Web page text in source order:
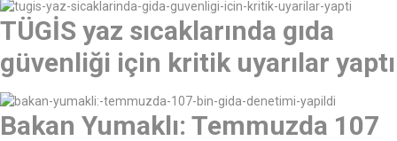
TÜGİS yaz sıcaklarında gıda
güvenliği için kritik uyarılar yaptı
Bakan Yumaklı: Temmuzda 107